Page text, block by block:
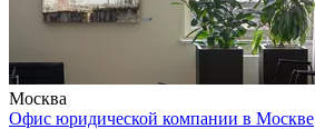
Москва
Офис юридической компании в Москве